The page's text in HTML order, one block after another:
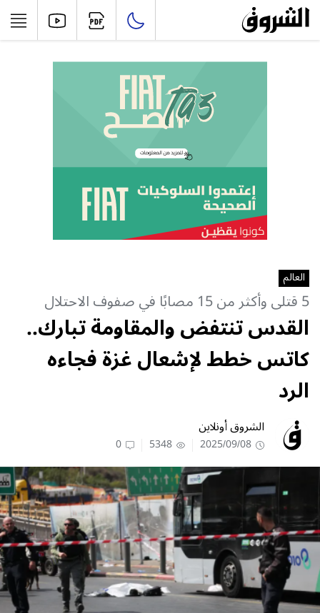
العالم
5 قتلى وأكثر من 15 مصابًا في صفوف الاحتلال
القدس تنتفض والمقاومة تبارك..
كاتس خطط لإشعال غزة فجاءه
الرد
الشروق أونلاين
2025/09/08
5348
0